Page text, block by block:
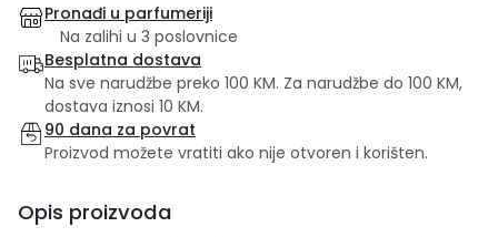
Pronađi u parfumeriji
Na zalihi u 3 poslovnice
Besplatna dostava
Na sve narudžbe preko 100 KM. Za narudžbe do 100 KM,
dostava iznosi 10 KM.
90 dana za povrat
Proizvod možete vratiti ako nije otvoren i korišten.
Opis proizvoda